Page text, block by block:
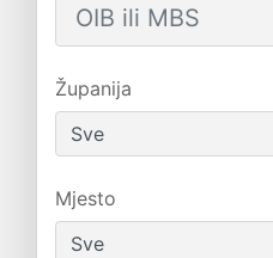
Županija
Mjesto